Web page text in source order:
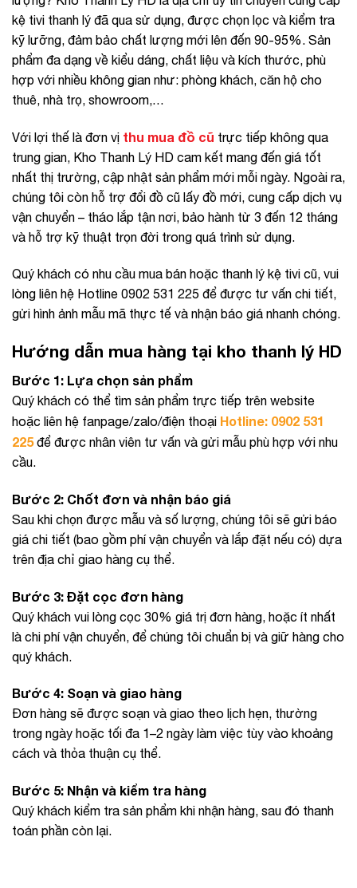
kệ tivi thanh lý đã qua sử dụng, được chọn lọc và kiểm tra
kỹ lưỡng, đảm bảo chất lượng mới lên đến 90-95%. Sản
phẩm đa dạng về kiểu dáng, chất liệu và kích thước, phù
hợp với nhiều không gian như: phòng khách, căn hộ cho
thuê, nhà trọ, showroom,…
Với lợi thế là đơn vị thu mua đồ cũ trực tiếp không qua
trung gian, Kho Thanh Lý HD cam kết mang đến giá tốt
nhất thị trường, cập nhật sản phẩm mới mỗi ngày. Ngoài ra,
chúng tôi còn hỗ trợ đổi đồ cũ lấy đồ mới, cung cấp dịch vụ
vận chuyển – tháo lắp tận nơi, bảo hành từ 3 đến 12 tháng
và hỗ trợ kỹ thuật trọn đời trong quá trình sử dụng.
Quý khách có nhu cầu mua bán hoặc thanh lý kệ tivi cũ, vui
lòng liên hệ Hotline 0902 531 225 để được tư vấn chi tiết,
gửi hình ảnh mẫu mã thực tế và nhận báo giá nhanh chóng.
Hướng dẫn mua hàng tại kho thanh lý HD
Bước 1: Lựa chọn sản phẩm
Quý khách có thể tìm sản phẩm trực tiếp trên website
hoặc liên hệ fanpage/zalo/điện thoại Hotline: 0902 531
225để được nhân viên tư vấn và gửi mẫu phù hợp với nhu
cầu.
Bước 2: Chốt đơn và nhận báo giá
Sau khi chọn được mẫu và số lượng, chúng tôi sẽ gửi báo
giá chi tiết (bao gồm phí vận chuyển và lắp đặt nếu có) dựa
trên địa chỉ giao hàng cụ thể.
Bước 3: Đặt cọc đơn hàng
Quý khách vui lòng cọc 30% giá trị đơn hàng, hoặc ít nhất
là chi phí vận chuyển, để chúng tôi chuẩn bị và giữ hàng cho
quý khách.
Bước 4: Soạn và giao hàng
Đơn hàng sẽ được soạn và giao theo lịch hẹn, thường
trong ngày hoặc tối đa 1–2 ngày làm việc tùy vào khoảng
cách và thỏa thuận cụ thể.
Bước 5: Nhận và kiểm tra hàng
Quý khách kiểm tra sản phẩm khi nhận hàng, sau đó thanh
toán phần còn lại.